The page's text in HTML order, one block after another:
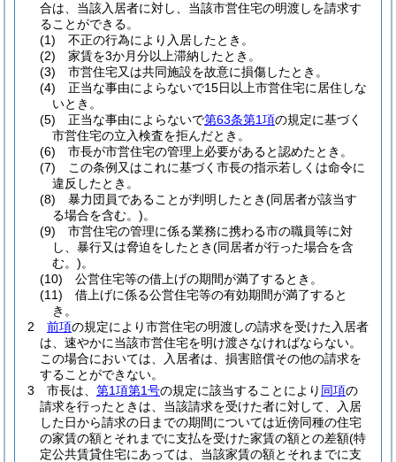
合は、当該入居者に対し、当該市営住宅の明渡しを請求す
ることができる。
(1)
不正の行為により入居したとき。
(2)
家賃を3か月分以上滞納したとき。
(3)
市営住宅又は共同施設を故意に損傷したとき。
(4)
正当な事由によらないで15日以上市営住宅に居住しな
いとき。
(5)
正当な事由によらないで第63条第1項の規定に基づく
市営住宅の立入検査を拒んだとき。
(6)
市長が市営住宅の管理上必要があると認めたとき。
(7)
この条例又はこれに基づく市長の指示若しくは命令に
違反したとき。
(8)
暴力団員であることが判明したとき(同居者が該当す
る場合を含む。)。
(9)
市営住宅の管理に係る業務に携わる市の職員等に対
し、暴行又は脅迫をしたとき(同居者が行った場合を含
む。)。
(10)
公営住宅等の借上げの期間が満了するとき。
(11)
借上げに係る公営住宅等の有効期間が満了すると
き。
2
前項の規定により市営住宅の明渡しの請求を受けた入居者
は、速やかに当該市営住宅を明け渡さなければならない。
この場合においては、入居者は、損害賠償その他の請求を
することができない。
3
市長は、 第1項第1号の規定に該当することにより 同項の
請求を行ったときは、当該請求を受けた者に対して、入居
した日から請求の日までの期間については近傍同種の住宅
の家賃の額とそれまでに支払を受けた家賃の額との差額(特
定公共賃貸住宅にあっては、当該家賃の額とそれまでに支